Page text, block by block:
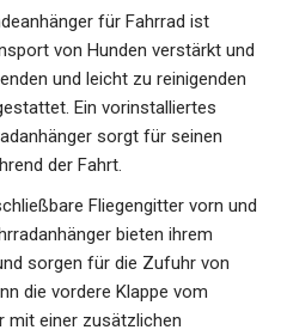
für Fahrrad ist
von Hunden verstärkt und
und leicht zu reinigenden
Ein vorinstalliertes
sorgt für seinen
der Fahrt.
Fliegengitter vorn und
bieten ihrem
sorgen für die Zufuhr von
die vordere Klappe vom
mit einer zusätzlichen